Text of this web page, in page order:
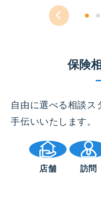
保険
自由に選べる相談ス
手伝いいたします。
店舗 訪問